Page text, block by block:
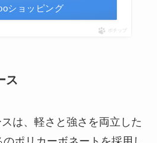
ショッピング
ポチップ
ス
は、軽さと強さを両立した